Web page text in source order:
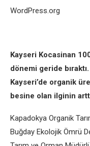
Kayseri Kocasinan
dönemi geride
Kayseri’de organik
besine olan ilginin
Kapadokya Organik
Buğday Ekolojik Ömrü
WordPress.org